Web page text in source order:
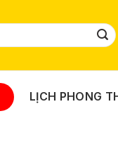
LỊCH PHONG